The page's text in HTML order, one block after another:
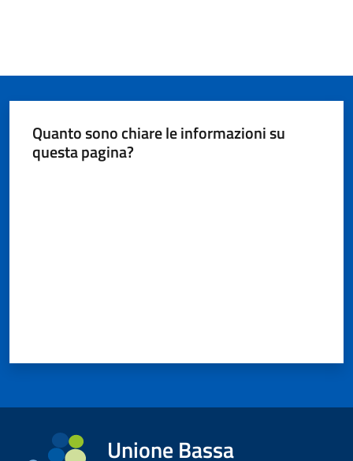
Quanto sono chiare le informazioni su
questa pagina?
Unione Bassa